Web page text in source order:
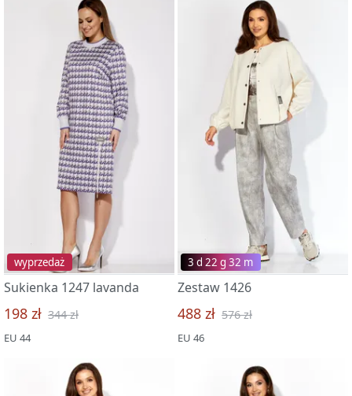
wyprzedaż
Sukienka 1247 lavanda
198 zł 344 zł
EU 44
3 d 22 g 32 m
Zestaw 1426
488 zł 576 zł
EU 46